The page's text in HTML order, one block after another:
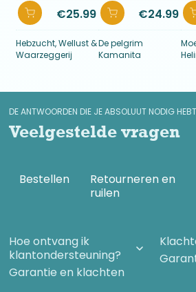
€25.99
Hebzucht, Wellust &
Waarzeggerij
€24.99
De pelgrim
Kamanita
DE ANTWOORDEN DIE JE ABSOLUUT NODIG HEBT
Veelgestelde vragen
Bestellen
Retourneren en
ruilen
Hoe ontvang ik
klantondersteuning?
Garantie en klachten